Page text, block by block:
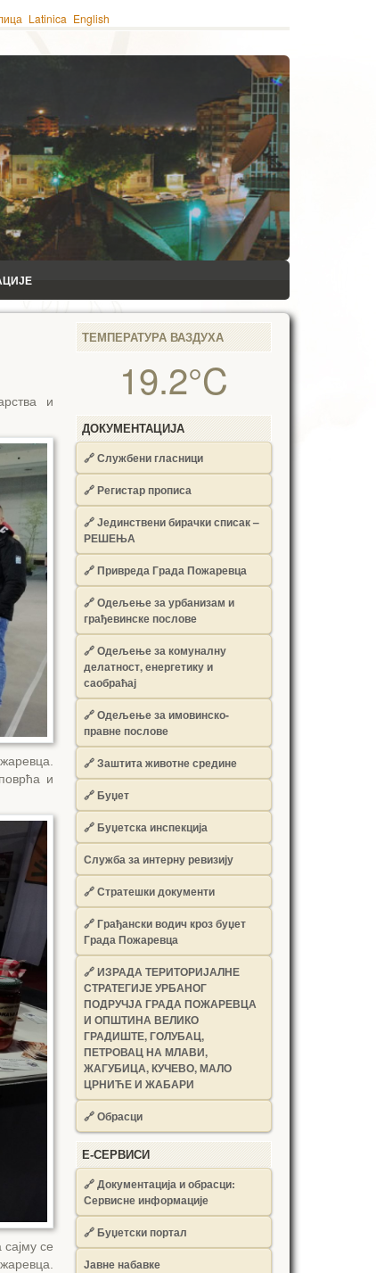
Latinica English
и
и
се
ТЕМПЕРАТУРА ВАЗДУХА
19.2°C
ДОКУМЕНТАЦИЈА
🔗Службени гласници
🔗Регистар прописа
🔗Јединствени бирачки списак –
РЕШЕЊА
🔗Привреда Града Пожаревца
🔗Одељење за урбанизам и
грађевинске послове
🔗Одељење за комуналну
делатност, енергетику и
саобраћај
🔗Одељење за имовинско-
правне послове
🔗Заштита животне средине
🔗Буџет
🔗Буџетска инспекција
Служба за интерну ревизију
🔗Стратешки документи
🔗Грађански водич кроз буџет
Града Пожаревца
🔗ИЗРАДА ТЕРИТОРИЈАЛНЕ
СТРАТЕГИЈЕ УРБАНОГ
ПОДРУЧЈА ГРАДА ПОЖАРЕВЦА
И ОПШТИНА ВЕЛИКО
ГРАДИШТЕ, ГОЛУБАЦ,
ПЕТРОВАЦ НА МЛАВИ,
ЖАГУБИЦА, КУЧЕВО, МАЛО
ЦРНИЋЕ И ЖАБАРИ
🔗Обрасци
Е-СЕРВИСИ
🔗 Документација и обрасци:
Сервисне информације
🔗 Буџетски портал
Јавне набавке